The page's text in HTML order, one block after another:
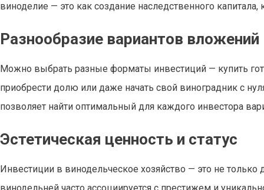
виноделие — это как создание наследственного
Разнообразие вариантов вложений
Можно выбрать разные форматы инвестиций — купить
приобрести долю или даже начать свой виноградник с
позволяет найти оптимальный для каждого инвестора
Эстетическая ценность и статус
Инвестиции в винодельческое хозяйство — это не только